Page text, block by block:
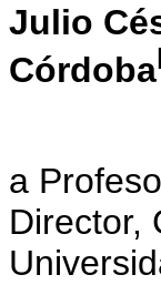
Julio
Córdoba
a
Director,